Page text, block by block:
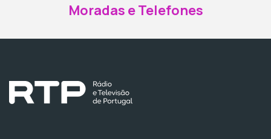
Moradas e Telefones